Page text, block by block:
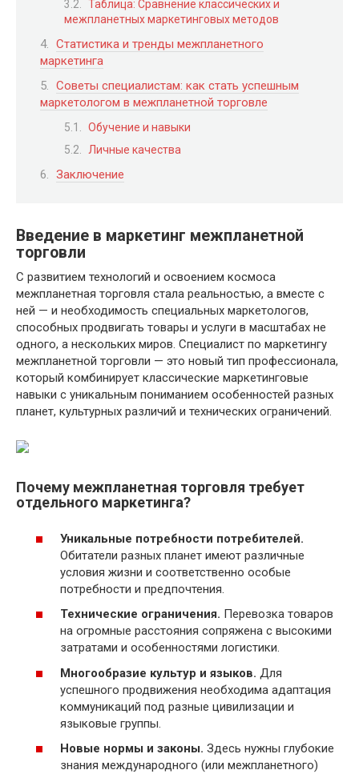
Таблица: Сравнение классических и
межпланетных маркетинговых методов
Статистика и тренды межпланетного
маркетинга
Советы специалистам: как стать успешным
маркетологом в межпланетной торговле
Обучение и навыки
Личные качества
Заключение
Введение в маркетинг межпланетной
торговли
С развитием технологий и освоением космоса
межпланетная торговля стала реальностью, а вместе с
ней — и необходимость специальных маркетологов,
способных продвигать товары и услуги в масштабах не
одного, а нескольких миров. Специалист по маркетингу
межпланетной торговли — это новый тип профессионала,
который комбинирует классические маркетинговые
навыки с уникальным пониманием особенностей разных
планет, культурных различий и технических ограничений.
Почему межпланетная торговля требует
отдельного маркетинга?
Уникальные потребности потребителей.
Обитатели разных планет имеют различные
условия жизни и соответственно особые
потребности и предпочтения.
Технические ограничения. Перевозка товаров
на огромные расстояния сопряжена с высокими
затратами и особенностями логистики.
Многообразие культур и языков. Для
успешного продвижения необходима адаптация
коммуникаций под разные цивилизации и
языковые группы.
Новые нормы и законы. Здесь нужны глубокие
знания международного (или межпланетного)